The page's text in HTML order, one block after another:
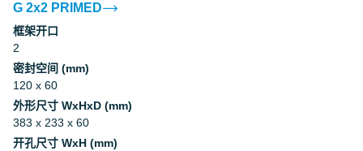
Underwriters Laboratories Inc.
Underwriters Laboratories Inc.
Underwriters Laboratories Inc.
G 2x2 PRIMED
框架开口
2
密封空间 (mm)
120 x 60
外形尺寸 WxHxD (mm)
383 x 233 x 60
开孔尺寸 WxH (mm)